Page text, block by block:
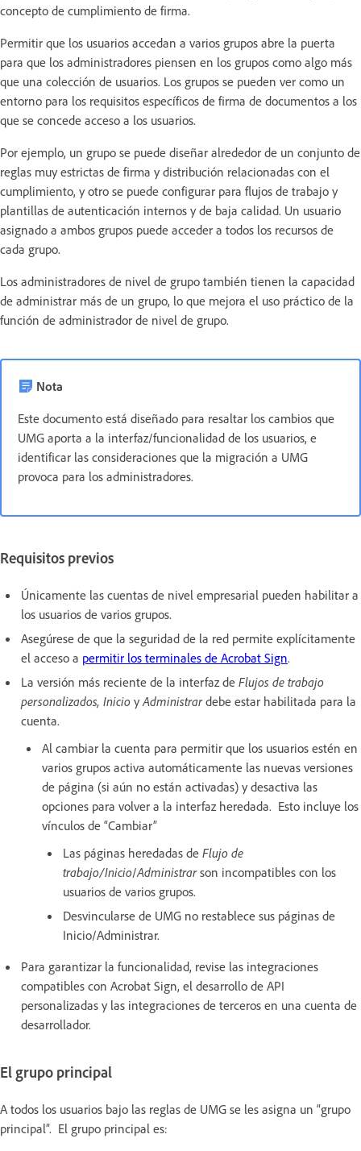
concepto de cumplimiento de firma.
Permitir que los usuarios accedan a varios grupos abre la puerta
para que los administradores piensen en los grupos como algo más
que una colección de usuarios. Los grupos se pueden ver como un
entorno para los requisitos específicos de firma de documentos a los
que se concede acceso a los usuarios.
Por ejemplo, un grupo se puede diseñar alrededor de un conjunto de
reglas muy estrictas de firma y distribución relacionadas con el
cumplimiento, y otro se puede configurar para flujos de trabajo y
plantillas de autenticación internos y de baja calidad. Un usuario
asignado a ambos grupos puede acceder a todos los recursos de
cada grupo.
Los administradores de nivel de grupo también tienen la capacidad
de administrar más de un grupo, lo que mejora el uso práctico de la
función de administrador de nivel de grupo.
Nota
Este documento está diseñado para resaltar los cambios que
UMG aporta a la interfaz/funcionalidad de los usuarios, e
identificar las consideraciones que la migración a UMG
provoca para los administradores.
Requisitos previos
Únicamente las cuentas de nivel empresarial pueden habilitar a
los usuarios de varios grupos.
Asegúrese de que la seguridad de la red permite explícitamente
el acceso a permitir los terminales de Acrobat Sign.
La versión más reciente de la interfaz de Flujos de trabajo
personalizados, Inicio yAdministrardebe estar habilitada para la
cuenta.
Al cambiar la cuenta para permitir que los usuarios estén en
varios grupos activa automáticamente las nuevas versiones
de página (si aún no están activadas) y desactiva las
opciones para volver a la interfaz heredada. Esto incluye los
vínculos de “Cambiar”
Las páginas heredadas de Flujo de
trabajo/Inicio/Administrarson incompatibles con los
usuarios de varios grupos.
Desvincularse de UMG no restablece sus páginas de
Inicio/Administrar.
Para garantizar la funcionalidad, revise las integraciones
compatibles con Acrobat Sign, el desarrollo de API
personalizadas y las integraciones de terceros en una cuenta de
desarrollador.
El grupo principal
A todos los usuarios bajo las reglas de UMG se les asigna un “grupo
principal”. El grupo principal es: